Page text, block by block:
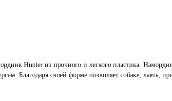
Hunter из прочного и легкого пластика.
Благодаря своей форме позволяет собаке, лаять,